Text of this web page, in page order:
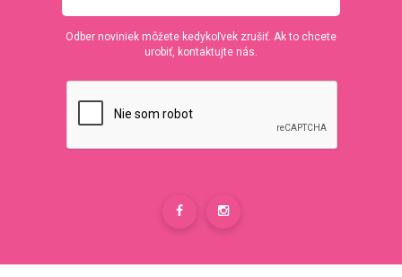
Odber noviniek môžete kedykoľvek zrušiť. Ak to chcete
urobiť, kontaktujte nás.